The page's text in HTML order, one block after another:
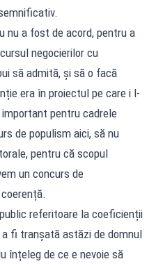
nu a fost de acord, pentru a
negocierilor cu
să admită, și să o facă
era în proiectul pe care i l-
pentru cadrele
de populism aici, să nu
pentru că scopul
un concurs de
referitoare la coeficienții
fi tranșată astăzi de domnul
înțeleg de ce e nevoie să